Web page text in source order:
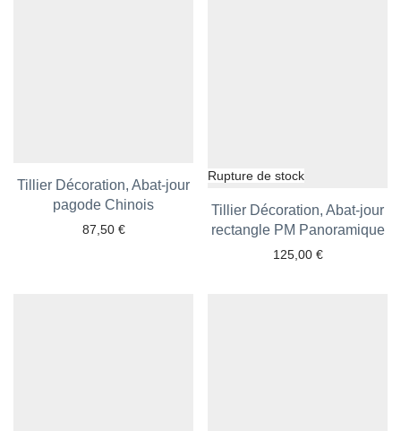
Tillier Décoration, Abat-jour
pagode Chinois
87,50 €
Ajouter aux favoris
Tillier Décoration, Abat-jour
rectangle PM Panoramique
125,00 €
Ajouter aux favoris